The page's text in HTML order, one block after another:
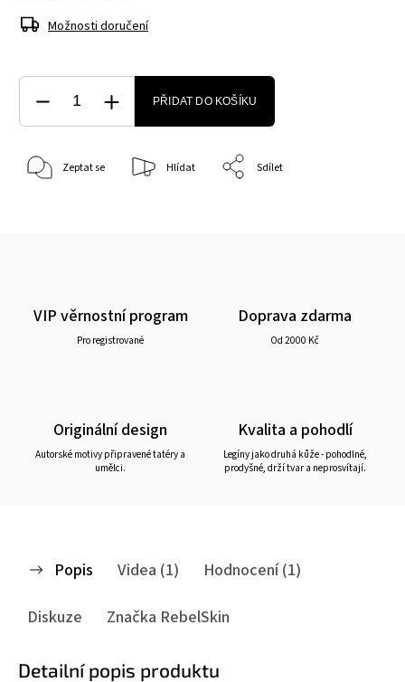
Možnosti doručení
PŘIDAT DO KOŠÍKU
Zeptat se Hlídat Sdílet
VIP věrnostní program
Pro registrované
Doprava zdarma
Od 2000 Kč
Originální design
Autorské motivy připravené tatéry a
umělci.
Kvalita a pohodlí
Legíny jako druhá kůže - pohodlné,
prodyšné, drží tvar a neprosvítají.
Popis Videa (1)
Hodnocení (1)
Diskuze
Značka RebelSkin
Detailní popis produktu